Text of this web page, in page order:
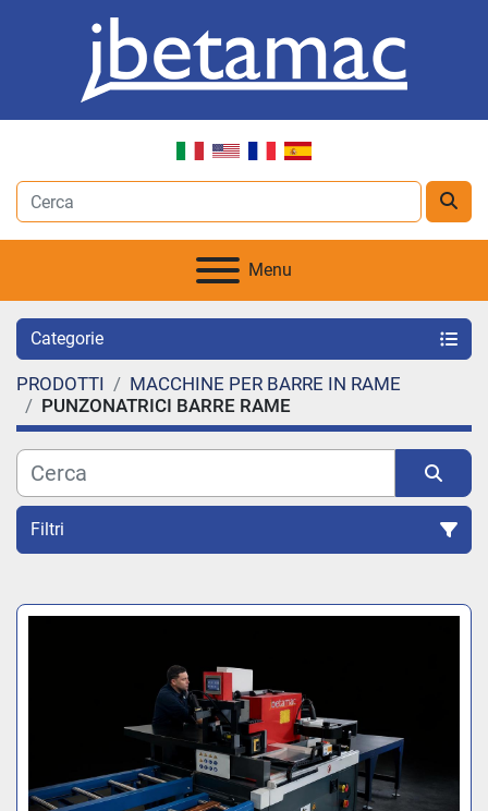
Menu
Categorie
PRODOTTI
MACCHINE PER BARRE IN RAME
PUNZONATRICI BARRE RAME
Filtri